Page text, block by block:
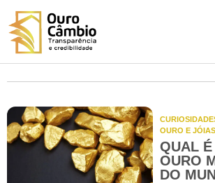
OURO E JÓIAS
QUAL
OURO
DO